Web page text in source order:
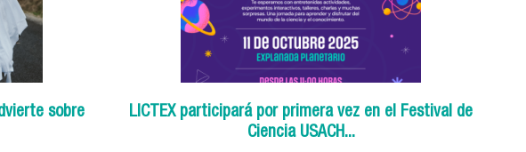
sobre
LICTEX participará por primera vez en el Festival de
Ciencia USACH...